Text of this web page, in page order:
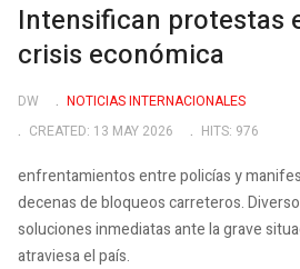
Intensifican protestas
crisis económica
DW
NOTICIAS INTERNACIONALES
CREATED: 13 MAY 2026
HITS: 976
enfrentamientos entre policías y
decenas de bloqueos carreteros.
soluciones inmediatas ante la grave
atraviesa el país.